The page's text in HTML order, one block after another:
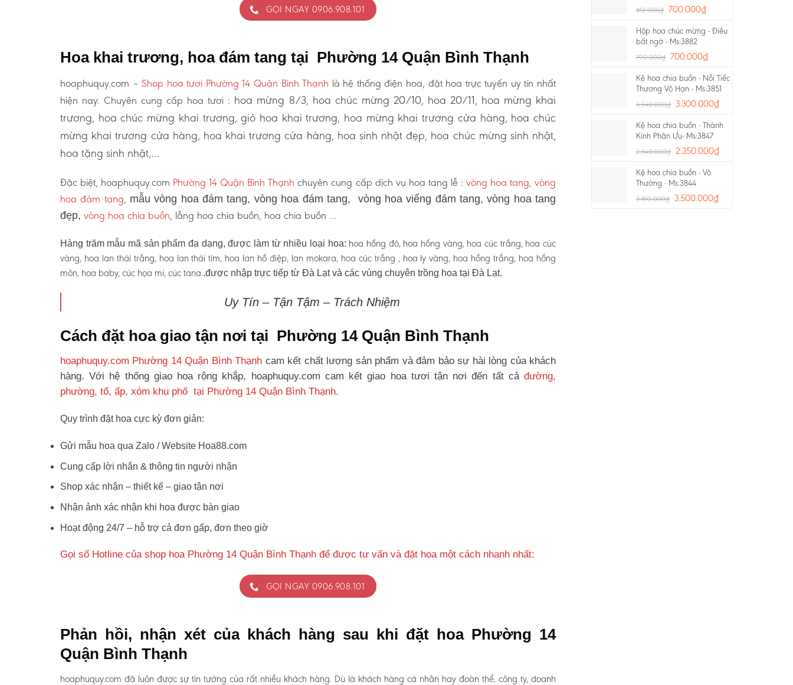
GỌI NGAY 0906.908.101
Hoa khai trương, hoa đám tang tại Phường 14 Quận Bình Thạnh
hoaphuquy.com – Shop hoa tươi Phường 14 Quận Bình Thạnh là hệ thống điện hoa, đặt hoa trực tuyến uy tín nhất
hiện nay. Chuyên cung cấp hoa tươi : hoa mừng 8/3, hoa chúc mừng 20/10, hoa 20/11, hoa mừng khai
trương, hoa chúc mừng khai trương, giỏ hoa khai trương, hoa mừng khai trương cửa hàng, hoa chúc
mừng khai trương cửa hàng, hoa khai trương cửa hàng, hoa sinh nhật đẹp, hoa chúc mừng sinh nhật,
hoa tặng sinh nhật,…
Đặc biệt, hoaphuquy.com Phường 14 Quận Bình Thạnh chuyên cung cấp dịch vụ hoa tang lễ : vòng hoa tang, vòng
hoa đám tang, mẫu vòng hoa đám tang, vòng hoa đám tang, vòng hoa viếng đám tang, vòng hoa tang
đẹp, vòng hoa chia buồn, lẵng hoa chia buồn, hoa chia buồn …
Hàng trăm mẫu mã sản phẩm đa dạng, được làm từ nhiều loại hoa: hoa hồng đỏ, hoa hồng vàng, hoa cúc trắng, hoa cúc
vàng, hoa lan thái trắng, hoa lan thái tím, hoa lan hồ điệp, lan mokara, hoa cúc trắng , hoa ly vàng, hoa hồng trắng, hoa hồng
môn, hoa baby, cúc họa mi, cúc tana..được nhập trực tiếp từ Đà Lạt và các vùng chuyên trồng hoa tại Đà Lạt.
Uy Tín – Tận Tậm – Trách Nhiệm
Cách đặt hoa giao tận nơi tại Phường 14 Quận Bình Thạnh
hoaphuquy.com Phường 14 Quận Bình Thạnh cam kết chất lượng sản phẩm và đảm bảo sự hài lòng của khách
hàng. Với hệ thống giao hoa rộng khắp, hoaphuquy.com cam kết giao hoa tươi tận nơi đến tất cả đường,
phường, tổ, ấp, xóm khu phố tại Phường 14 Quận Bình Thạnh.
Quy trình đặt hoa cực kỳ đơn giản:
Gửi mẫu hoa qua Zalo / Website Hoa88.com
Cung cấp lời nhắn & thông tin người nhận
Shop xác nhận – thiết kế – giao tận nơi
Nhận ảnh xác nhận khi hoa được bàn giao
Hoạt động 24/7 – hỗ trợ cả đơn gấp, đơn theo giờ
Gọi số Hotline của shop hoa Phường 14 Quận Bình Thạnh để được tư vấn và đặt hoa một cách nhanh nhất:
GỌI NGAY 0906.908.101
Phản hồi, nhận xét của khách hàng sau khi đặt hoa Phường 14
Quận Bình Thạnh
hoaphuquy.com đã luôn được sự tin tưởng của rất nhiều khách hàng. Dù là khách hàng cá nhân hay đoàn thể, công ty, doanh
812.000₫ 700.000₫
Hộp hoa chúc mừng - Điều
bất ngờ - Ms:3882
790.000₫ 700.000₫
Kệ hoa chia buồn - Nỗi Tiếc
Thương Vô Hạn - Ms:3851
3.540.000₫ 3.300.000₫
Kệ hoa chia buồn - Thành
Kính Phân Ưu- Ms:3847
2.540.000₫ 2.350.000₫
Kệ hoa chia buồn - Vô
Thường - Ms:3844
3.810.000₫ 3.500.000₫